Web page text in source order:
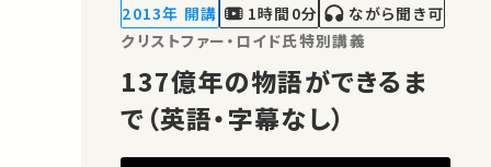
2013年 開講 1時間0分
ながら聞き可
クリストファー・ロイド氏特別講義
137億年の物語ができるま
で（英語・字幕なし）